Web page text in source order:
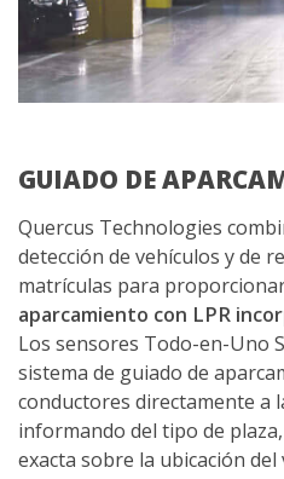
GUIADO DE
Quercus Technologies
detección de vehículos y de
matrículas para
aparcamiento con LPR
Los sensores Todo-en-Uno
sistema de guiado de
conductores directamente a
informando del tipo de
exacta sobre la ubicación